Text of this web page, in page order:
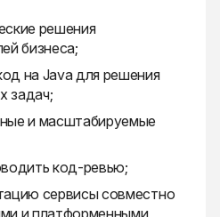
решения
бизнеса;
на Java для решения
задач;
и масштабируемые
код-ревью;
сервисы совместно